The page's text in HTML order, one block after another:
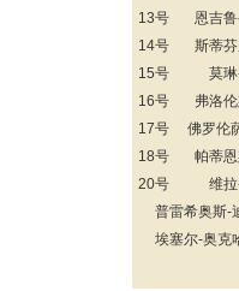
13号
恩吉
14号
斯蒂
15号
莫
16号
弗洛
17号
佛罗伦
18号
帕蒂
20号
维
普雷希奥斯-
埃塞尔-奥克